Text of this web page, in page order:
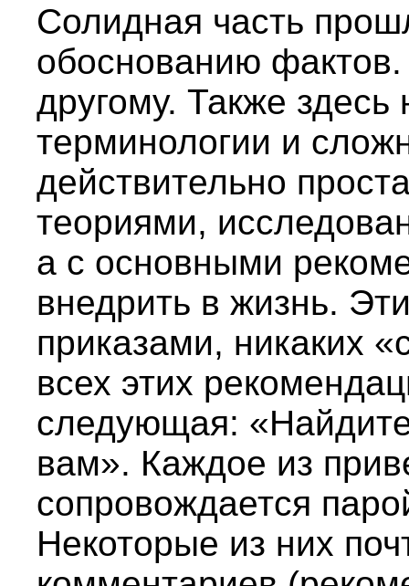
Солидная часть
обоснованию
другому. Также
терминологии и
действительно
теориями,
а с основными
внедрить в жизнь.
приказами, никаких
всех этих
следующая:
вам». Каждое из
сопровождается
Некоторые из них